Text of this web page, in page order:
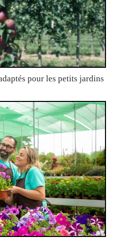
pour les petits jardins